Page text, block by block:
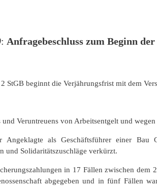
: Anfragebeschluss zum Beginn
StGB beginnt die Verjährungsfrist mit dem
und Veruntreuens von Arbeitsentgelt und
Angeklagte als Geschäftsführer einer
und Solidaritätszuschläge verkürzt.
in 17 Fällen zwischen
abgegeben und in fünf Fällen